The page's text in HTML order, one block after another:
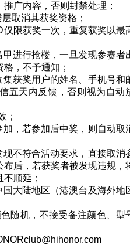
广内容，否则封禁处理；
取消其获奖资格；
限获奖一次，重复获奖以最
进行抢楼，一旦发现参赛者
，不予通知；
获奖用户的姓名、手机号和
五天内反馈，否则视为自动
；
，若参加后中奖，则自动取
不符合活动要求，直接取消
后，若获奖者被发现违规，
顺延；
大陆地区（港澳台及海外地
随机，不接受备注颜色、型